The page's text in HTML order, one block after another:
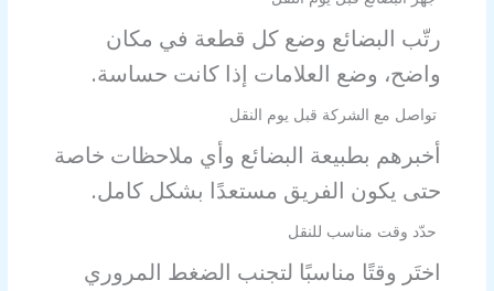
رتّب البضائع وضع كل قطعة في مكان
واضح، وضع العلامات إذا كانت حساسة.
تواصل مع الشركة قبل يوم النقل
أخبرهم بطبيعة البضائع وأي ملاحظات خاصة
حتى يكون الفريق مستعدًا بشكل كامل.
حدّد وقت مناسب للنقل
اختَر وقتًا مناسبًا لتجنب الضغط المروري